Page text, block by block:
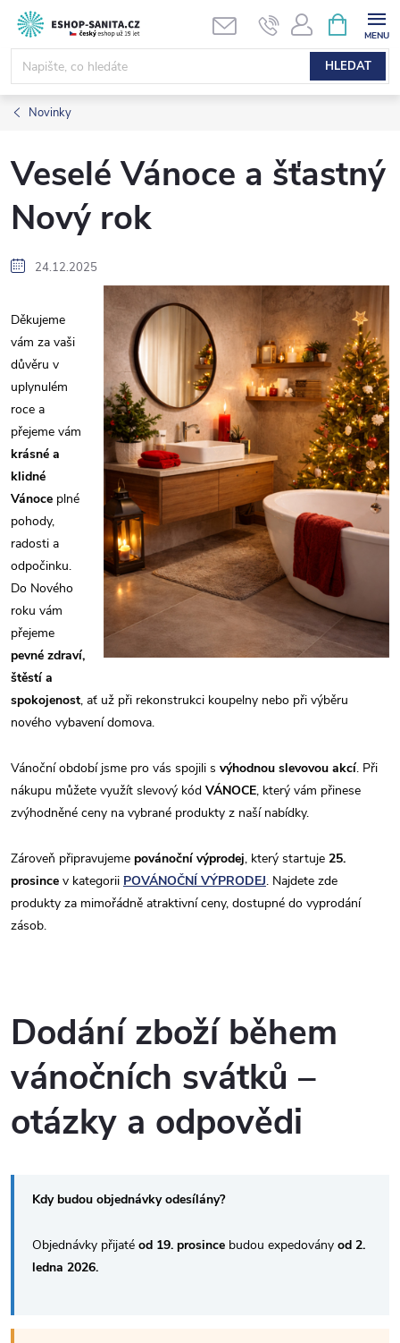
Přejít
obsah
HLEDAT
NÁKUPNÍ
KOŠÍK
Novinky
Veselé Vánoce a šťastný
Nový rok
24.12.2025
Děkujeme
vám za vaši
důvěru v
uplynulém
roce a
přejeme vám
krásné a
klidné
Vánoce plné
pohody,
radosti a
odpočinku.
Do Nového
roku vám
přejeme
pevné zdraví,
štěstí a
spokojenost, ať už při rekonstrukci koupelny nebo při výběru
nového vybavení domova.
Vánoční období jsme pro vás spojili s výhodnou slevovou akcí. Při
nákupu můžete využít slevový kód VÁNOCE, který vám přinese
zvýhodněné ceny na vybrané produkty z naší nabídky.
Zároveň připravujeme povánoční výprodej, který startuje 25.
prosince v kategorii POVÁNOČNÍ VÝPRODEJ. Najdete zde
produkty za mimořádně atraktivní ceny, dostupné do vyprodání
zásob.
Dodání zboží během
vánočních svátků –
otázky a odpovědi
Kdy budou objednávky odesílány?
Objednávky přijaté od 19. prosince budou expedovány od 2.
ledna 2026.